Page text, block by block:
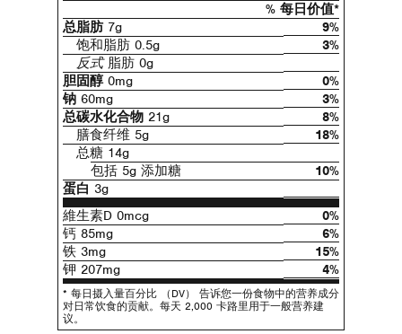
% 每日价值*
总脂肪7g
9%
饱和脂肪 0.5g
3%
反式脂肪 0g
胆固醇0mg
0%
钠 60mg
3%
总碳水化合物 21g
8%
膳食纤维 5g
18%
总糖 14g
包括 5g 添加糖
10%
蛋白 3g
維生素D 0mcg
0%
钙 85mg
6%
铁 3mg
15%
钾 207mg
4%
* 每日摄入量百分比 （DV） 告诉您一份食物中的营养成分
对日常饮食的贡献。每天 2,000 卡路里用于一般营养建
议。